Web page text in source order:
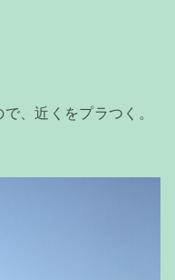
、近くをプラつく。